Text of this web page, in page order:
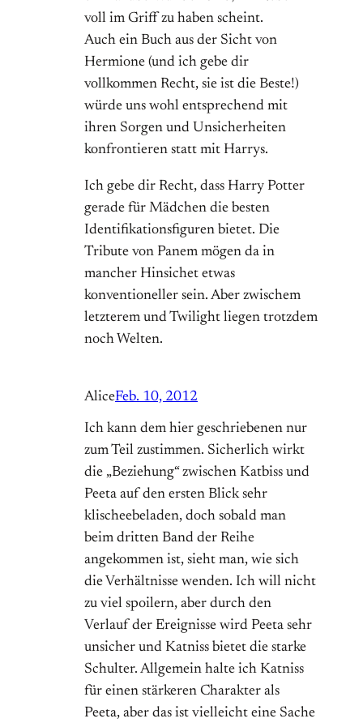
voll im Griff zu haben scheint.
Auch ein Buch aus der Sicht von
Hermione (und ich gebe dir
vollkommen Recht, sie ist die Beste!)
würde uns wohl entsprechend mit
ihren Sorgen und Unsicherheiten
konfrontieren statt mit Harrys.
Ich gebe dir Recht, dass Harry Potter
gerade für Mädchen die besten
Identifikationsfiguren bietet. Die
Tribute von Panem mögen da in
mancher Hinsichet etwas
konventioneller sein. Aber zwischem
letzterem und Twilight liegen trotzdem
noch Welten.
AliceFeb. 10, 2012
Ich kann dem hier geschriebenen nur
zum Teil zustimmen. Sicherlich wirkt
die „Beziehung“ zwischen Katbiss und
Peeta auf den ersten Blick sehr
klischeebeladen, doch sobald man
beim dritten Band der Reihe
angekommen ist, sieht man, wie sich
die Verhältnisse wenden. Ich will nicht
zu viel spoilern, aber durch den
Verlauf der Ereignisse wird Peeta sehr
unsicher und Katniss bietet die starke
Schulter. Allgemein halte ich Katniss
für einen stärkeren Charakter als
Peeta, aber das ist vielleicht eine Sache